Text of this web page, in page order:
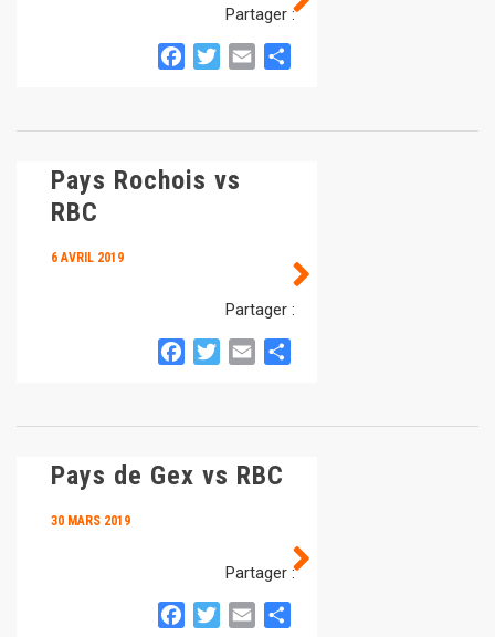
Partager :
FacebookTwitterEmail
Pays Rochois vs
RBC
6 AVRIL 2019
Partager :
FacebookTwitterEmail
Pays de Gex vs RBC
30 MARS 2019
Partager :
FacebookTwitterEmail